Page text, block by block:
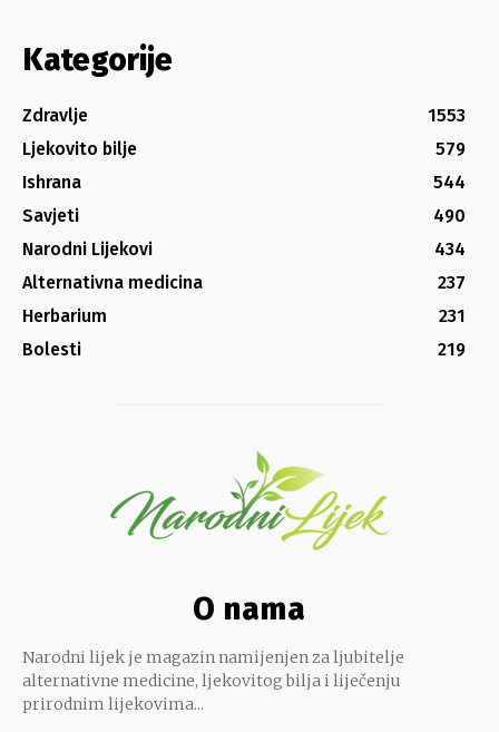
Kategorije
Zdravlje
1553
Ljekovito bilje
579
Ishrana
544
Savjeti
490
Narodni Lijekovi
434
Alternativna medicina
237
Herbarium
231
Bolesti
219
O nama
Narodni lijek je magazin namijenjen za ljubitelje
alternativne medicine, ljekovitog bilja i liječenju
prirodnim lijekovima...